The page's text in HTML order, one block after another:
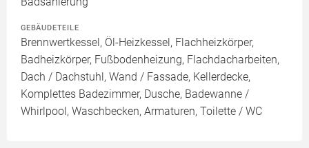
GEBÄUDETEILE
Brennwertkessel, Öl-Heizkessel, Flachheizkörper,
Badheizkörper, Fußbodenheizung, Flachdacharbeiten,
Dach / Dachstuhl, Wand / Fassade, Kellerdecke,
Komplettes Badezimmer, Dusche, Badewanne /
Whirlpool, Waschbecken, Armaturen, Toilette / WC